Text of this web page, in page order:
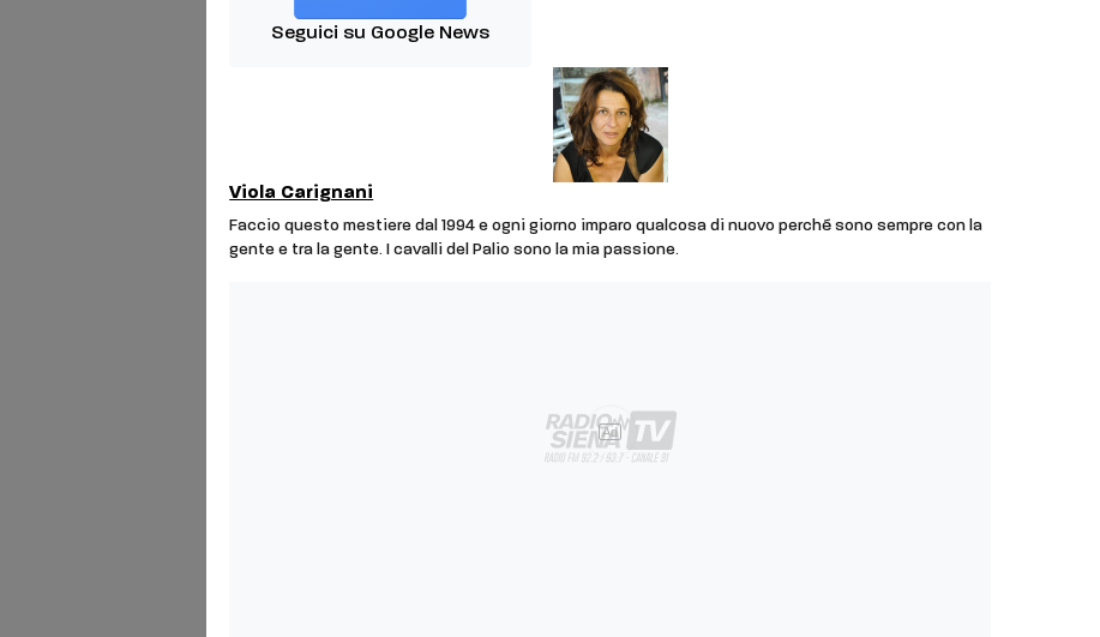
Seguici su Google News
Viola Carignani
Faccio questo mestiere dal 1994 e ogni giorno imparo qualcosa di nuovo perché sono sempre con la
gente e tra la gente. I cavalli del Palio sono la mia passione.
Ad